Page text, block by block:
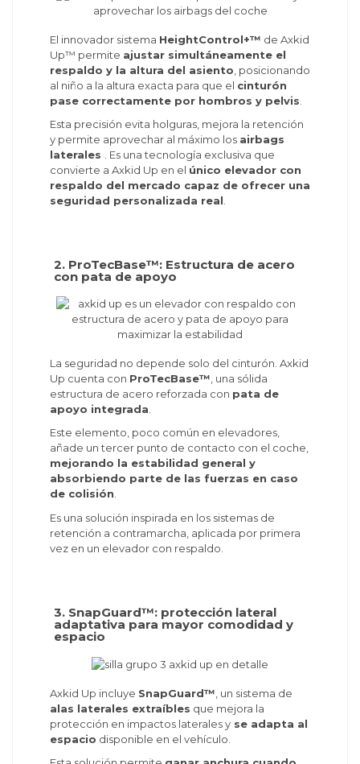
El innovador sistema HeightControl+™ de Axkid
Up™ permite ajustar simultáneamente el
respaldo y la altura del asiento , posicionando
al niño a la altura exacta para que el cinturón
pase correctamente por hombros y pelvis
Esta precisión evita holguras, mejora la retención
y permite aprovechar al máximo los airbags
laterales
. Es una tecnología exclusiva que
convierte a Axkid Up en el único elevador con
respaldo del mercado capaz de ofrecer una
seguridad personalizada real
2. ProTecBase™: Estructura de acero
con pata de apoyo
La seguridad no depende solo del cinturón. Axkid
Up cuenta con ProTecBase™ , una sólida
estructura de acero reforzada con pata de
apoyo integrada
Este elemento, poco común en elevadores,
añade un tercer punto de contacto con el coche,
mejorando la estabilidad general y
absorbiendo parte de las fuerzas en caso
de colisión.
Es una solución inspirada en los sistemas de
retención a contramarcha, aplicada por primera
vez en un elevador con respaldo.
3. SnapGuard™: protección lateral
adaptativa para mayor comodidad y
espacio
Axkid Up incluye SnapGuard™ , un sistema de
alas laterales extraíbles que mejora la
protección en impactos laterales yse adapta al
espacio disponible en el vehículo.